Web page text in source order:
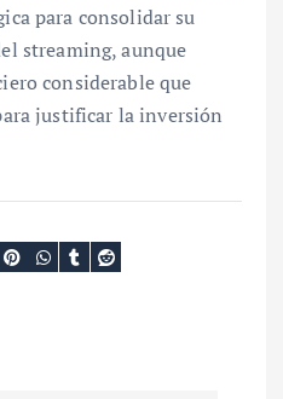
para consolidar su
streaming, aunque
considerable que
justificar la inversión